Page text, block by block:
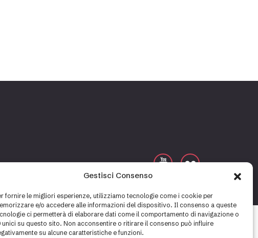
Gestisci Consenso
fornire le migliori esperienze, utilizziamo tecnologie come i cookie per
e/o accedere alle informazioni del dispositivo. Il consenso a queste
ci permetterà di elaborare dati come il comportamento di navigazione o
unici su questo sito. Non acconsentire o ritirare il consenso può influire
su alcune caratteristiche e funzioni.